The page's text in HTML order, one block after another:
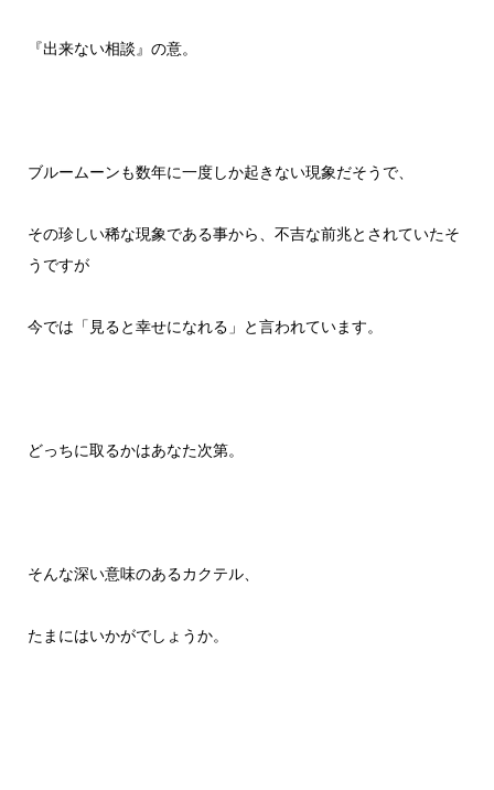
『出来ない相談』の意。
ブルームーンも数年に一度しか起きない現象だそうで、
その珍しい稀な現象である事から、不吉な前兆とされていたそ
うですが
今では「見ると幸せになれる」と言われています。
どっちに取るかはあなた次第。
そんな深い意味のあるカクテル、
たまにはいかがでしょうか。